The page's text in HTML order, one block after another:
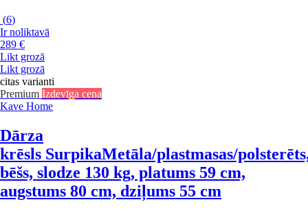
(6)
Ir noliktavā
289 €
Likt grozā
Likt grozā
citas varianti
Premium Izdevīga cena
Kave Home
Dārza
krēsls SurpikaMetāla/plastmasas/
bēšs, slodze 130 kg, platums 59 cm,
augstums 80 cm, dziļums 55 cm